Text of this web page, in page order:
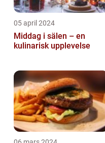
05 april 2024
Middag i sälen – en
kulinarisk upplevelse